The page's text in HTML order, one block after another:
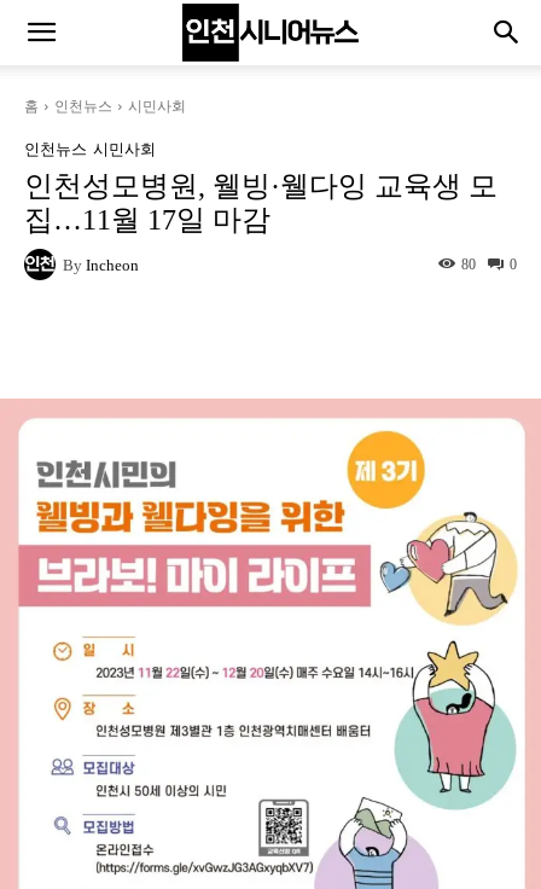
홈 인천뉴스 시민사회
인천뉴스 시민사회
인천성모병원, 웰빙·웰다잉 교육생 모
집…11월 17일 마감
By Incheon 0
80